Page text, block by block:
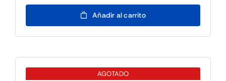
Fujitsu
WINSVR
10CORE
ROK
Añadir al carrito
AGOTADO